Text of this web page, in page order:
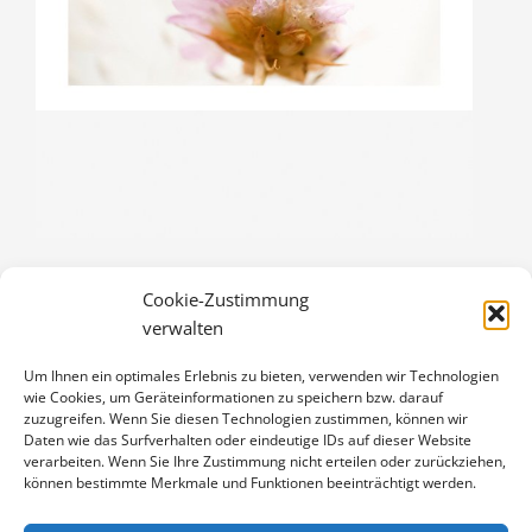
Cookie-Zustimmung
verwalten
Um Ihnen ein optimales Erlebnis zu bieten, verwenden wir Technologien
wie Cookies, um Geräteinformationen zu speichern bzw. darauf
zuzugreifen. Wenn Sie diesen Technologien zustimmen, können wir
Daten wie das Surfverhalten oder eindeutige IDs auf dieser Website
verarbeiten. Wenn Sie Ihre Zustimmung nicht erteilen oder zurückziehen,
können bestimmte Merkmale und Funktionen beeinträchtigt werden.
BRAUNER FEUERFALTER
Enthält 19% Mwst.
Versand
Klappkarte DIN A6 (105 x 148 mm), mit Originalfoto (ca. 90 x 130
mm) und Umschlag
BRAUNER